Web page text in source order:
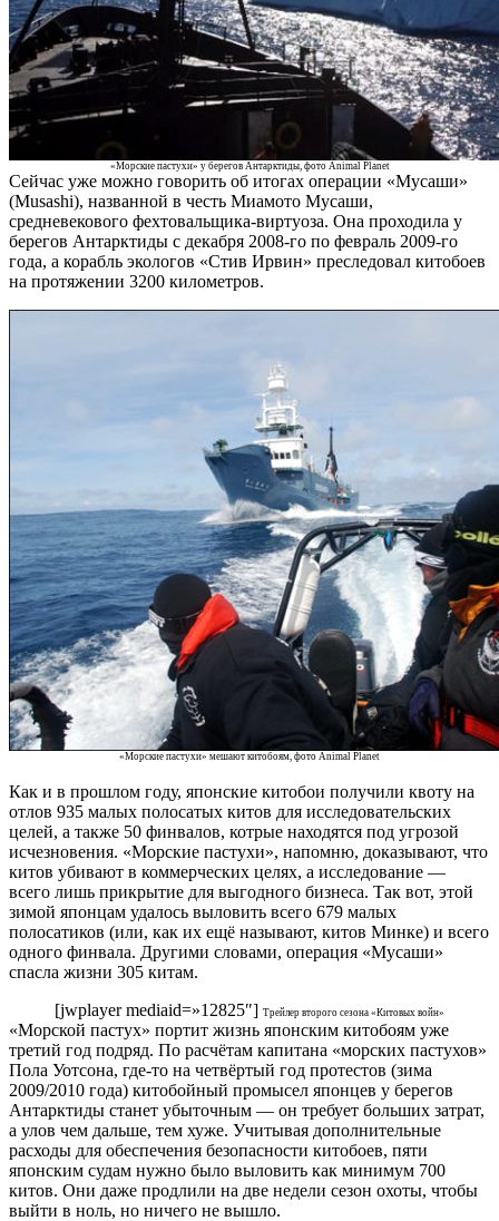
«Морские пастухи» у берегов Антарктиды, фото Animal Planet
Сейчас уже можно говорить об итогах операции «Мусаши»
(Musashi), названной в честь Миамото Мусаши,
средневекового фехтовальщика-виртуоза. Она проходила у
берегов Антарктиды с декабря 2008-го по февраль 2009-го
года, а корабль экологов «Стив Ирвин» преследовал китобоев
на протяжении 3200 километров.
«Морские пастухи» мешают китобоям, фото Animal Planet
Как и в прошлом году, японские китобои получили квоту на
отлов 935 малых полосатых китов для исследовательских
целей, а также 50 финвалов, котрые находятся под угрозой
исчезновения. «Морские пастухи», напомню, доказывают, что
китов убивают в коммерческих целях, а исследование —
всего лишь прикрытие для выгодного бизнеса. Так вот, этой
зимой японцам удалось выловить всего 679 малых
полосатиков (или, как их ещё называют, китов Минке) и всего
одного финвала. Другими словами, операция «Мусаши»
спасла жизни 305 китам.
[jwplayer mediaid=»12825″] Трейлер второго сезона «Китовых войн»
«Морской пастух» портит жизнь японским китобоям уже
третий год подряд. По расчётам капитана «морских пастухов»
Пола Уотсона, где-то на четвёртый год протестов (зима
2009/2010 года) китобойный промысел японцев у берегов
Антарктиды станет убыточным — он требует больших затрат,
а улов чем дальше, тем хуже. Учитывая дополнительные
расходы для обеспечения безопасности китобоев, пяти
японским судам нужно было выловить как минимум 700
китов. Они даже продлили на две недели сезон охоты, чтобы
выйти в ноль, но ничего не вышло.